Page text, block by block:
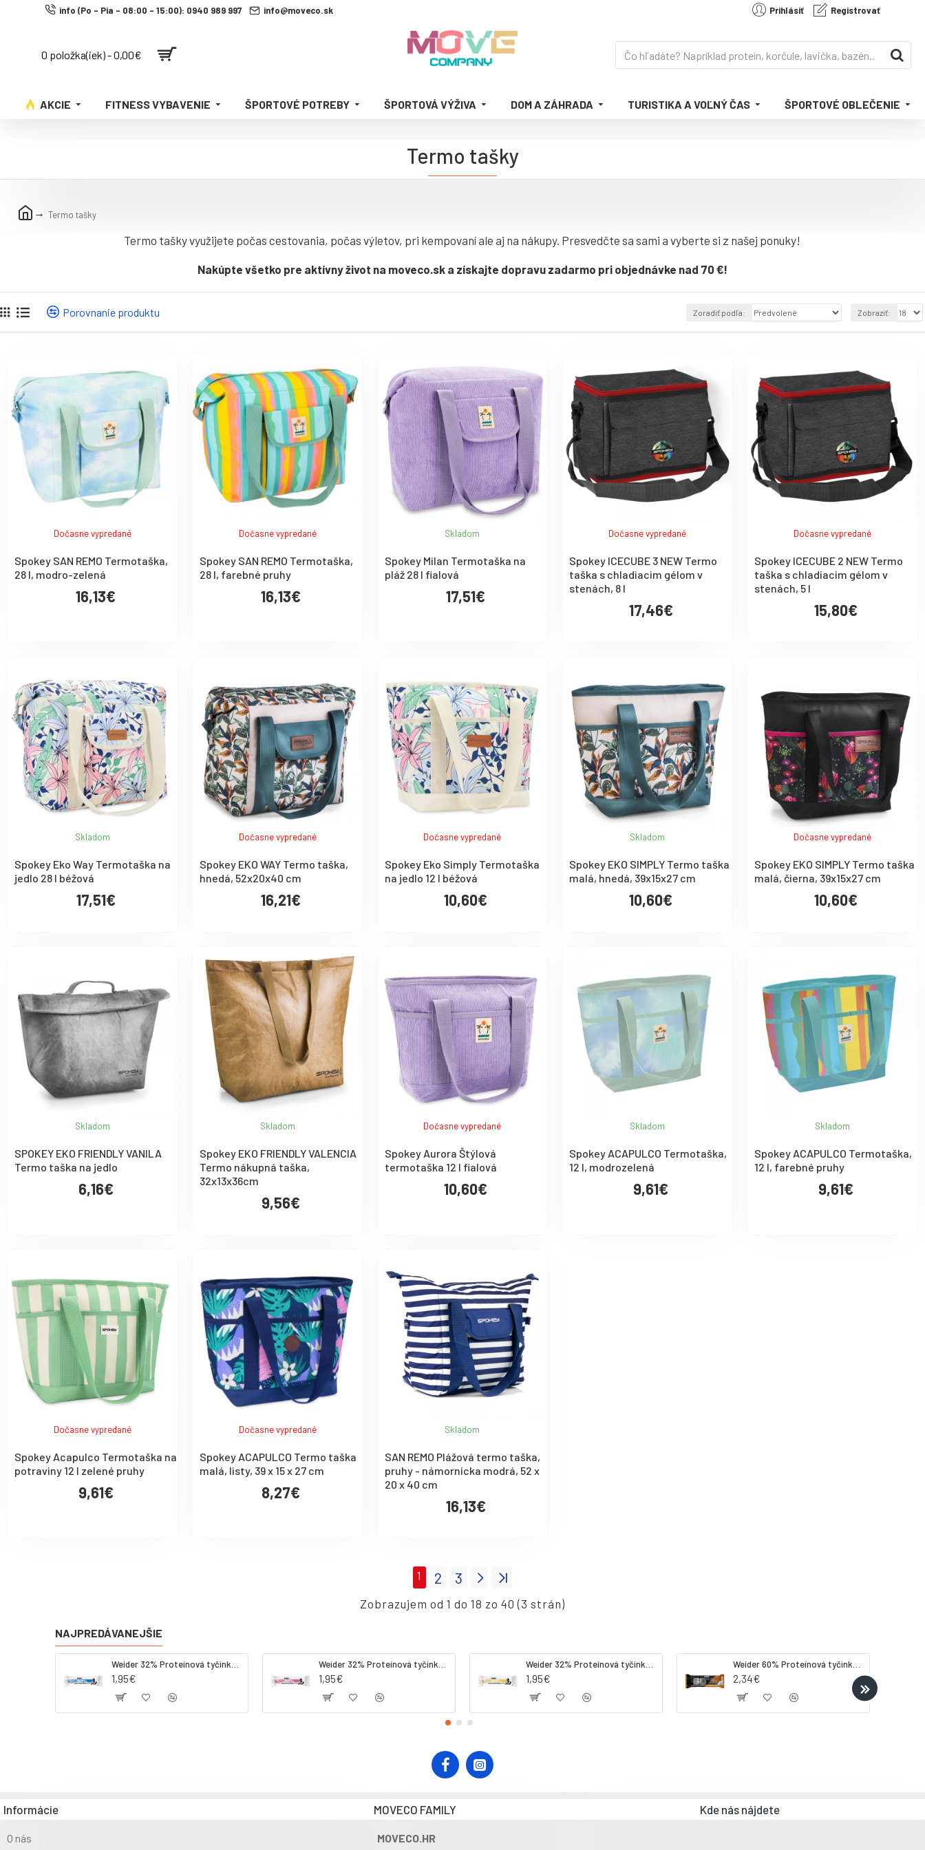
info (Po - Pia - 08:00 - 15:00): 0940 989 997 info@moveco.sk Prihlásiť Registrovať
0 položka(iek) - 0,00€
AKCIE FITNESS VYBAVENIE ŠPORTOVÉ POTREBY ŠPORTOVÁ VÝŽIVA DOM A ZÁHRADA TURISTIKA A VOĽNÝ ČAS ŠPORTOVÉ OBLEČENIE
Termo tašky
Termo tašky
Termo tašky využijete počas cestovania, počas výletov, pri kempovaní ale aj na nákupy. Presvedčte sa sami a vyberte si z našej ponuky!
Nakúpte všetko pre aktívny život na moveco.sk a získajte dopravu zadarmo pri objednávke nad 70 €!
Porovnanie produktu Zoradiť podľa: Zobraziť:
Dočasne vypredané
Spokey SAN REMO Termotaška,
28 l, modro-zelená
16,13€
Dočasne vypredané
Spokey SAN REMO Termotaška,
28 l, farebné pruhy
16,13€
Skladom
Spokey Milan Termotaška na
pláž 28 l fialová
17,51€
Dočasne vypredané
Spokey ICECUBE 3 NEW Termo
taška s chladiacim gélom v
stenách, 8 l
17,46€
Dočasne vypredané
Spokey ICECUBE 2 NEW Termo
taška s chladiacim gélom v
stenách, 5 l
15,80€
Skladom
Spokey Eko Way Termotaška na
jedlo 28 l béžová
17,51€
Dočasne vypredané
Spokey EKO WAY Termo taška,
hnedá, 52x20x40 cm
16,21€
Dočasne vypredané
Spokey Eko Simply Termotaška
na jedlo 12 l béžová
10,60€
Skladom
Spokey EKO SIMPLY Termo taška
malá, hnedá, 39x15x27 cm
10,60€
Dočasne vypredané
Spokey EKO SIMPLY Termo taška
malá, čierna, 39x15x27 cm
10,60€
Skladom
SPOKEY EKO FRIENDLY VANILA
Termo taška na jedlo
6,16€
Skladom
Spokey EKO FRIENDLY VALENCIA
Termo nákupná taška,
32x13x36cm
9,56€
Dočasne vypredané
Spokey Aurora Štýlová
termotaška 12 l fialová
10,60€
Skladom
Spokey ACAPULCO Termotaška,
12 l, modrozelená
9,61€
Skladom
Spokey ACAPULCO Termotaška,
12 l, farebné pruhy
9,61€
Dočasne vypredané
Spokey Acapulco Termotaška na
potraviny 12 l zelené pruhy
9,61€
Dočasne vypredané
Spokey ACAPULCO Termo taška
malá, listy, 39 x 15 x 27 cm
8,27€
Skladom
SAN REMO Plážová termo taška,
pruhy - námornícka modrá, 52 x
20 x 40 cm
16,13€
1 2 3
Zobrazujem od 1 do 18 zo 40 (3 strán)
NAJPREDÁVANEJŠIE
1,95€ 1,95€ 1,95€ 2,34€
Informácie
O nás
MOVECO FAMILY
MOVECO.HR
Kde nás nájdete